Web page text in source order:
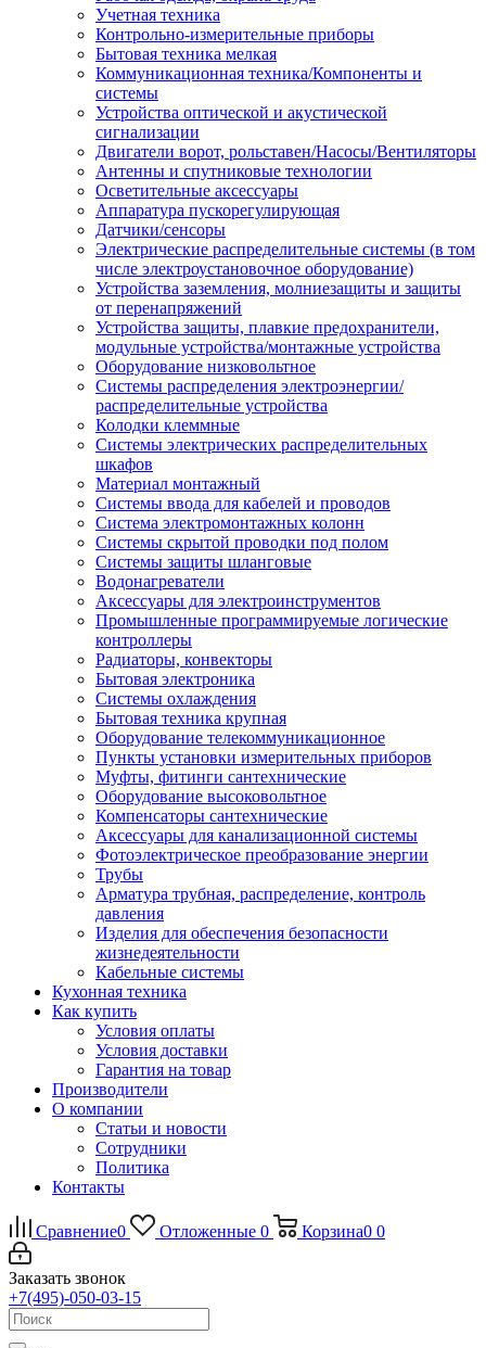
Учетная техника
Контрольно-измерительные приборы
Бытовая техника мелкая
Коммуникационная техника/Компоненты и
системы
Устройства оптической и акустической
сигнализации
Двигатели ворот, рольставен/Насосы/Вентиляторы
Антенны и спутниковые технологии
Осветительные аксессуары
Аппаратура пускорегулирующая
Датчики/сенсоры
Электрические распределительные системы (в том
числе электроустановочное оборудование)
Устройства заземления, молниезащиты и защиты
от перенапряжений
Устройства защиты, плавкие предохранители,
модульные устройства/монтажные устройства
Оборудование низковольтное
Системы распределения электроэнергии/
распределительные устройства
Колодки клеммные
Системы электрических распределительных
шкафов
Материал монтажный
Системы ввода для кабелей и проводов
Система электромонтажных колонн
Системы скрытой проводки под полом
Системы защиты шланговые
Водонагреватели
Аксессуары для электроинструментов
Промышленные программируемые логические
контроллеры
Радиаторы, конвекторы
Бытовая электроника
Системы охлаждения
Бытовая техника крупная
Оборудование телекоммуникационное
Пункты установки измерительных приборов
Муфты, фитинги сантехнические
Оборудование высоковольтное
Компенсаторы сантехнические
Аксессуары для канализационной системы
Фотоэлектрическое преобразование энергии
Трубы
Арматура трубная, распределение, контроль
давления
Изделия для обеспечения безопасности
жизнедеятельности
Кабельные системы
Кухонная техника
Как купить
Условия оплаты
Условия доставки
Гарантия на товар
Производители
О компании
Статьи и новости
Сотрудники
Политика
Контакты
Сравнение0 Отложенные 0 Корзина0 0
Заказать звонок
+7(495)-050-03-15